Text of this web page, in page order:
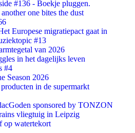
#136 - Boekje pluggen.
one bites the dust
Europese migratiepact gaat in
#13
van 2026
in het dagelijks leven
#4
Season 2026
in de supermarkt
sponsored by TONZON
vliegtuig in Leipzig
op watertekort